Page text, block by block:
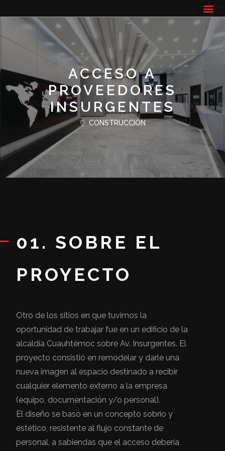
ACCESO A
PROVEEDORES
INSURGENTES
CONSTRUCCIÓN
01. SOBRE EL
PROYECTO
Otro de los sitios en que tuvimos la
oportunidad de trabajar fue en un edificio de la
alcaldía Cuauhtémoc sobre Av. Insurgentes. El
proyecto consistió en remodelar y darle una
nueva imagen al espacio destinado a recibir
cualquier elemento externo a la empresa
(equipo, documentación y/o personal).
El diseño se basó en un concepto sobrio y
estético, resistente al flujo constante de
personal, a sabiendas que el acceso debería